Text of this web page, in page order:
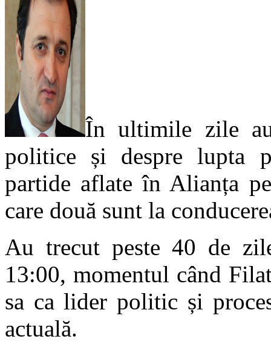
În ultimile zile
politice și despre lupta
partide aflate în Alianța
care două sunt la
Au trecut peste 40 de
13:00, momentul când
sa ca lider politic și
actuală.